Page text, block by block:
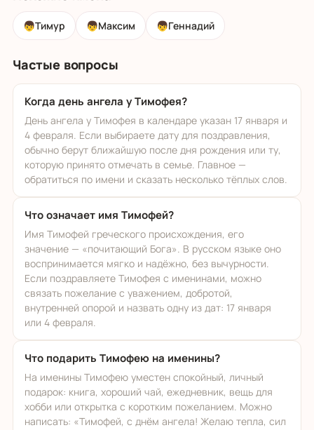
👦Тимур 👦Максим 👦Геннадий
Частые вопросы
Когда день ангела у Тимофея?
День ангела у Тимофея в календаре указан 17 января и
4 февраля. Если выбираете дату для поздравления,
обычно берут ближайшую после дня рождения или ту,
которую принято отмечать в семье. Главное —
обратиться по имени и сказать несколько тёплых слов.
Что означает имя Тимофей?
Имя Тимофей греческого происхождения, его
значение — «почитающий Бога». В русском языке оно
воспринимается мягко и надёжно, без вычурности.
Если поздравляете Тимофея с именинами, можно
связать пожелание с уважением, добротой,
внутренней опорой и назвать одну из дат: 17 января
или 4 февраля.
Что подарить Тимофею на именины?
На именины Тимофею уместен спокойный, личный
подарок: книга, хороший чай, ежедневник, вещь для
хобби или открытка с коротким пожеланием. Можно
написать: «Тимофей, с днём ангела! Желаю тепла, сил